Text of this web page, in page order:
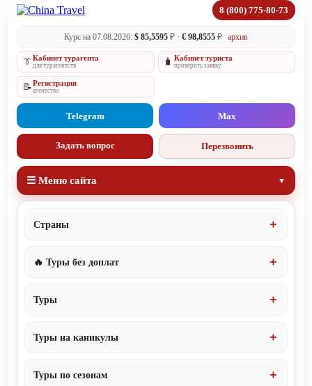
8 (800) 775-80-73
Курс на 07.08.2026: $ 85,5595 ₽ · € 98,8555 ₽ архив
👔Кабинет турагента
для турагентств 🧳 Кабинет туриста
проверить заявку
📝Регистрация
агентство
Telegram Max
Задать вопрос Перезвонить
☰ Меню сайта
Страны
🔥 Туры без доплат
Туры
Туры на каникулы
Туры по сезонам